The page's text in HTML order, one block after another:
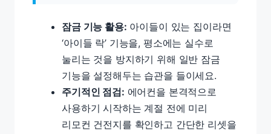
잠금 기능 활용: 아이들이 있는 집이라면
‘아이들 락’ 기능을, 평소에는 실수로
눌리는 것을 방지하기 위해 일반 잠금
기능을 설정해두는 습관을 들이세요.
주기적인 점검: 에어컨을 본격적으로
사용하기 시작하는 계절 전에 미리
리모컨 건전지를 확인하고 간단한 리셋을